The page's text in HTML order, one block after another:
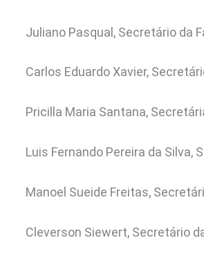
Juliano Pasqual, Secretário da
Carlos Eduardo Xavier,
Pricilla Maria Santana,
Luis Fernando Pereira da Silva,
Manoel Sueide Freitas,
Cleverson Siewert, Secretário